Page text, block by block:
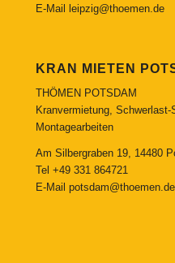
E-Mail
leipzig@thoemen.de
KRAN MIETEN
THÖMEN POTSDAM
Kranvermietung,
Montagearbeiten
Am Silbergraben 19, 14480
Tel +49 331 864721
E-Mail potsdam@thoemen.de